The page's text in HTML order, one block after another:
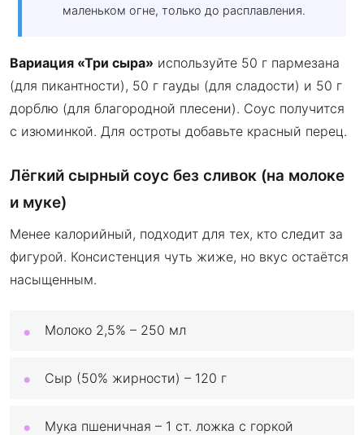
маленьком огне, только до расплавления.
Вариация «Три сыра» используйте 50 г пармезана
(для пикантности), 50 г гауды (для сладости) и 50 г
дорблю (для благородной плесени). Соус получится
с изюминкой. Для остроты добавьте красный перец.
Лёгкий сырный соус без сливок (на молоке
и муке)
Менее калорийный, подходит для тех, кто следит за
фигурой. Консистенция чуть жиже, но вкус остаётся
насыщенным.
Молоко 2,5% – 250 мл
Сыр (50% жирности) – 120 г
Мука пшеничная – 1 ст. ложка с горкой